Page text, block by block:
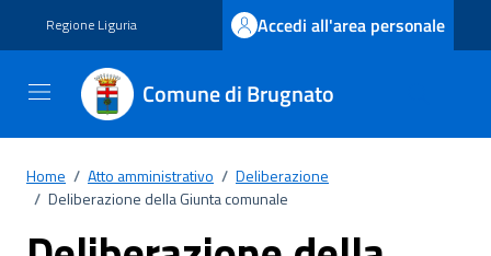
Regione Liguria Accedi all'area personale
Comune di Brugnato
Home / Atto amministrativo / Deliberazione
/ Deliberazione della Giunta comunale